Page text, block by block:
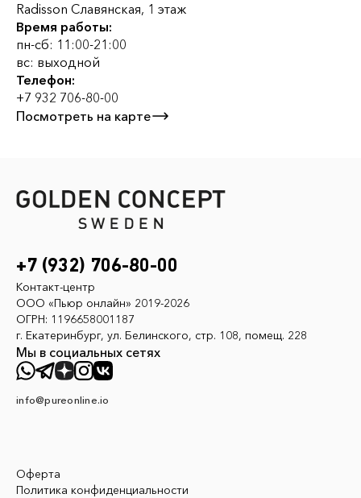
Radisson Славянская, 1 этаж
Время работы:
пн-сб: 11:00-21:00
вс: выходной
Телефон:
+7 932 706-80-00
Посмотреть на карте
Оферта
Политика конфиденциальности
Мы в социальных сетях
info@pureonline.io
+7 (932) 706-80-00
Контакт-центр
ООО «Пьюр онлайн» 2019-2026
ОГРН: 1196658001187
г. Екатеринбург, ул. Белинского, стр. 108, помещ. 228